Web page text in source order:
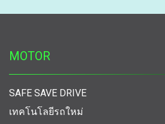
MOTOR
SAFE SAVE DRIVE
เทคโนโลยีรถใหม่